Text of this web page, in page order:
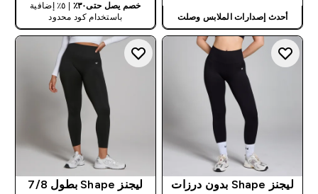
أحدث إصدارات الملابس وصلت
خصم يصل حتى٣٠٪
| ٥٪ إضافية
باستخدام كود محدود
ليجنز Shape بدون درزات
ليجنز Shape بطول 7/8